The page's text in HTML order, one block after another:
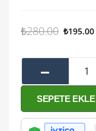
₺280.00 ₺195.00
SEPETE EKLE